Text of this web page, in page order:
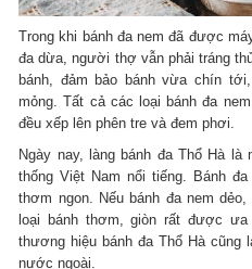
Trong khi bánh đa nem đã được
đa dừa, người thợ vẫn phải tráng
bánh, đảm bảo bánh vừa chín
mỏng. Tất cả các loại bánh đa
đều xếp lên phên tre và đem phơi.
Ngày nay, làng bánh đa Thổ Hà là
thống Việt Nam nổi tiếng. Bánh
thơm ngon. Nếu bánh đa nem
loại bánh thơm, giòn rất được
thương hiệu bánh đa Thổ Hà
nước ngoài.